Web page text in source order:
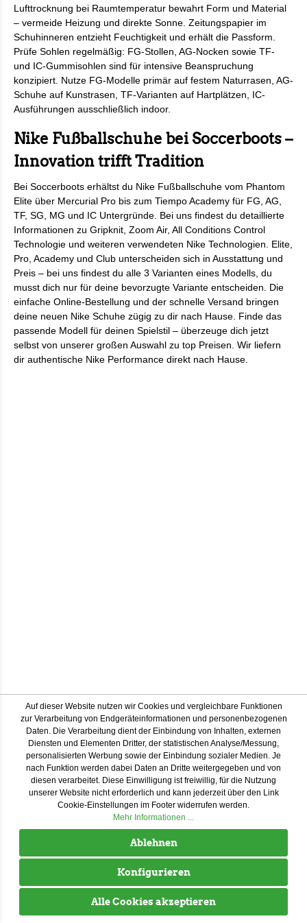
Lufttrocknung bei Raumtemperatur bewahrt Form und Material
– vermeide Heizung und direkte Sonne. Zeitungspapier im
Schuhinneren entzieht Feuchtigkeit und erhält die Passform.
Prüfe Sohlen regelmäßig: FG-Stollen, AG-Nocken sowie TF-
und IC-Gummisohlen sind für intensive Beanspruchung
konzipiert. Nutze FG-Modelle primär auf festem Naturrasen, AG-
Schuhe auf Kunstrasen, TF-Varianten auf Hartplätzen, IC-
Ausführungen ausschließlich indoor.
Nike Fußballschuhe bei Soccerboots –
Innovation trifft Tradition
Bei Soccerboots erhältst du Nike Fußballschuhe vom Phantom
Elite über Mercurial Pro bis zum Tiempo Academy für FG, AG,
TF, SG, MG und IC Untergründe. Bei uns findest du detaillierte
Informationen zu Gripknit, Zoom Air, All Conditions Control
Technologie und weiteren verwendeten Nike Technologien. Elite,
Pro, Academy und Club unterscheiden sich in Ausstattung und
Preis – bei uns findest du alle 3 Varianten eines Modells, du
musst dich nur für deine bevorzugte Variante entscheiden. Die
einfache Online-Bestellung und der schnelle Versand bringen
deine neuen Nike Schuhe zügig zu dir nach Hause. Finde das
passende Modell für deinen Spielstil – überzeuge dich jetzt
selbst von unserer großen Auswahl zu top Preisen. Wir liefern
dir authentische Nike Performance direkt nach Hause.
Auf dieser Website nutzen wir Cookies und vergleichbare Funktionen
zur Verarbeitung von Endgeräteinformationen und personenbezogenen
Daten. Die Verarbeitung dient der Einbindung von Inhalten, externen
Diensten und Elementen Dritter, der statistischen Analyse/Messung,
personalisierten Werbung sowie der Einbindung sozialer Medien. Je
nach Funktion werden dabei Daten an Dritte weitergegeben und von
diesen verarbeitet. Diese Einwilligung ist freiwillig, für die Nutzung
unserer Website nicht erforderlich und kann jederzeit über den Link
Cookie-Einstellungen im Footer widerrufen werden.
Mehr Informationen ...
Ablehnen
Konfigurieren
Alle Cookies akzeptieren